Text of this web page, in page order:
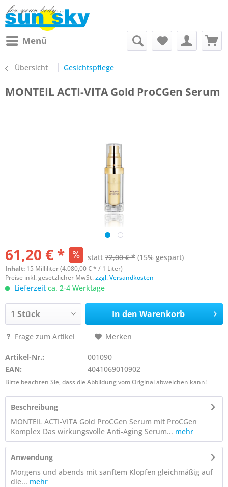
Menü
Übersicht Gesichtspflege
MONTEIL ACTI-VITA Gold ProCGen Serum
61,20 € * statt 72,00 € * (15% gespart)
Inhalt: 15 Milliliter (4.080,00 € * / 1 Liter)
Preise inkl. gesetzlicher MwSt.zzgl. Versandkosten
Lieferzeit ca. 2-4 Werktage
In den Warenkorb
Frage zum Artikel Merken
Artikel-Nr.:
001090
EAN:
4041069010902
Bitte beachten Sie, dass die Abbildung vom Original abweichen kann!
Beschreibung
MONTEIL ACTI-VITA Gold ProCGen Serum mit ProCGen
Komplex Das wirkungsvolle Anti-Aging Serum... mehr
Anwendung
Morgens und abends mit sanftem Klopfen gleichmäßig auf
die... mehr